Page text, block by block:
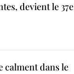
devient le 37e
calment dans le